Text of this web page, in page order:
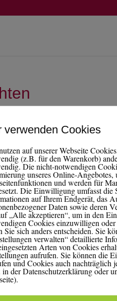
verwenden Cookies
auf unserer Webseite
(z.B. für den Warenkorb)
Die nicht-notwendigen
unseres Online-Angebotes,
und werden für
Die Einwilligung umfasst die
auf Ihrem Endgerät, das
Daten sowie deren
„Alle akzeptieren“, um in den
Cookies einzuwilligen
Sie sich anders entscheiden. Sie
verwalten“ detaillierte
Arten von Cookies
aufrufen. Sie können die
und Cookies auch nachträglich
der Datenschutzerklärung oder